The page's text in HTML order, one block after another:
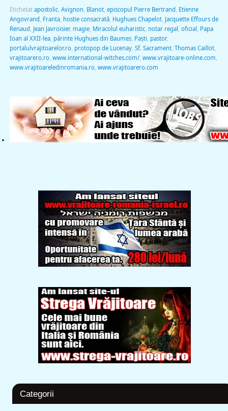
Etichetat apostolic, Avignon Blanot, episcopul Pierre Bertrand Etienne
Angovrand Franta, hostie consacrată, Hughues Chapelot, Jacquette Effours de
Renaud Jean Javroisier, magie, Miracolul euharistic, notar regal oficial
Papa
Ioan al XXII-lea, părinte Hughues din Baumes, Paști pastor,
portalulvrajitoarelor.ro, protopop de Lucenay, Sf. Sacrament, Thomas Caillot,
vrajitoarero.ro, www.international-witches.com/, www.vrajitoare-online.com
www.vrajitoareledinromania.ro, www.vrajitoarero.com
Categorii